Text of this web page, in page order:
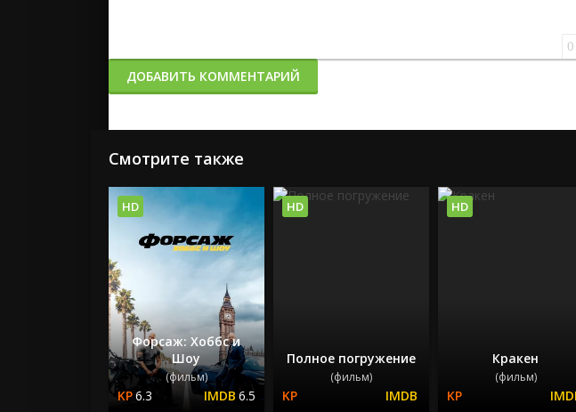
0
ДОБАВИТЬ КОММЕНТАРИЙ
Смотрите также
Форсаж: Хоббс и
Шоу
(фильм)
6.3 6.5
HD
Полное погружение
(фильм)
HD
Кракен
(фильм)
HD